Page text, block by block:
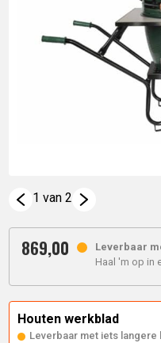
1 van 2
869,00
Leverbaar
Haal 'm op in
Houten werkblad
Leverbaar met iets langere